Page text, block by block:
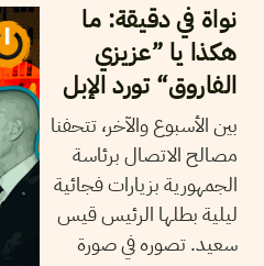
نواة في دقيقة: ما
هكذا يا ”عزيزي
الفاروق“ تورد الإبل
بين الأسبوع والآخر، تتحفنا
مصالح الاتصال برئاسة
الجمهورية بزيارات فجائية
ليلية بطلها الرئيس قيس
سعيد. تصوره في صورة